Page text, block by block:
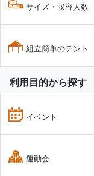
サイズ・収容人数
組立簡単のテント
利用目的から探す
イベント
運動会